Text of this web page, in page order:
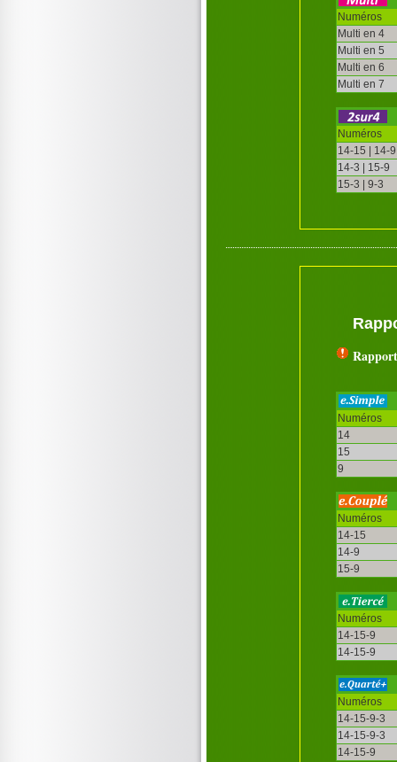
Numéros
Multi en 4
Multi en 5
Multi en 6
Multi en 7
Numéros
14-15 | 14-9
14-3 | 15-9
15-3 | 9-3
Numéros
14
15
9
Numéros
14-15
14-9
15-9
Numéros
14-15-9
14-15-9
Numéros
14-15-9-3
14-15-9-3
14-15-9